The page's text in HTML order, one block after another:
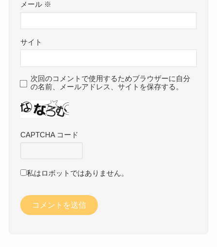
メール ※
サイト
次回のコメントで使用するためブラウザーに自分
の名前、メールアドレス、サイトを保存する。
CAPTCHA コード
私はロボットではありません。